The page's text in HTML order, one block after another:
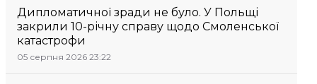
Дипломатичної зради не було. У Польщі
закрили 10-річну справу щодо Смоленської
катастрофи
05 серпня 2026 23:22